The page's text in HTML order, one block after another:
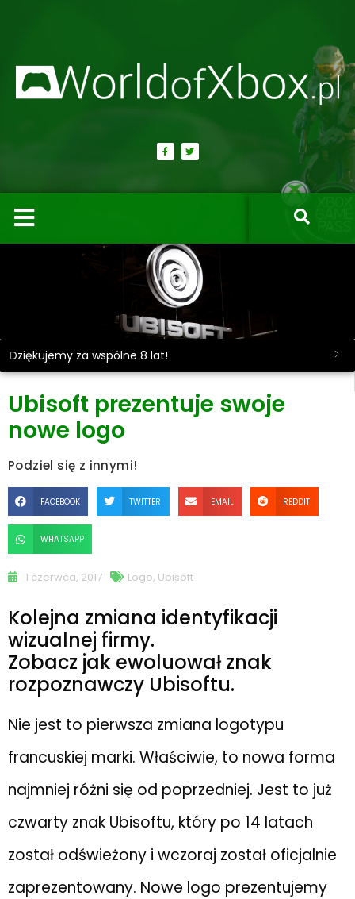
Dziękujemy za wspólne 8 lat!
Ubisoft prezentuje swoje
nowe logo
Podziel się z innymi!
FACEBOOK TWITTER EMAIL REDDIT
WHATSAPP
1 czerwca, 2017 Logo, Ubisoft
Kolejna zmiana identyfikacji
wizualnej firmy.
Zobacz jak ewoluował znak
rozpoznawczy Ubisoftu.
Nie jest to pierwsza zmiana logotypu
francuskiej marki. Właściwie, to nowa forma
najmniej różni się od poprzedniej. Jest to już
czwarty znak Ubisoftu, który po 14 latach
został odświeżony i wczoraj został oficjalnie
zaprezentowany. Nowe logo prezentujemy